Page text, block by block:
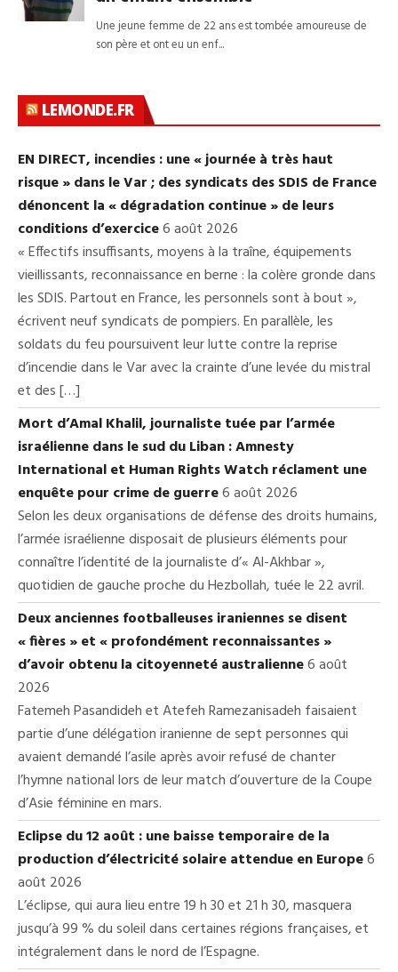
LEMONDE.FR
EN DIRECT, incendies : une « journée à très haut
risque » dans le Var ; des syndicats des SDIS de France
dénoncent la « dégradation continue » de leurs
conditions d’exercice6 août 2026
« Effectifs insuffisants, moyens à la traîne, équipements
vieillissants, reconnaissance en berne : la colère gronde dans
les SDIS. Partout en France, les personnels sont à bout »,
écrivent neuf syndicats de pompiers. En parallèle, les
soldats du feu poursuivent leur lutte contre la reprise
d’incendie dans le Var avec la crainte d’une levée du mistral
et des […]
Mort d’Amal Khalil, journaliste tuée par l’armée
israélienne dans le sud du Liban : Amnesty
International et Human Rights Watch réclament une
enquête pour crime de guerre6 août 2026
Selon les deux organisations de défense des droits humains,
l’armée israélienne disposait de plusieurs éléments pour
connaître l’identité de la journaliste d’« Al-Akhbar »,
quotidien de gauche proche du Hezbollah, tuée le 22 avril.
Deux anciennes footballeuses iraniennes se disent
« fières » et « profondément reconnaissantes »
d’avoir obtenu la citoyenneté australienne6 août
2026
Fatemeh Pasandideh et Atefeh Ramezanisadeh faisaient
partie d’une délégation iranienne de sept personnes qui
avaient demandé l’asile après avoir refusé de chanter
l’hymne national lors de leur match d’ouverture de la Coupe
d’Asie féminine en mars.
Eclipse du 12 août : une baisse temporaire de la
production d’électricité solaire attendue en Europe6
août 2026
L’éclipse, qui aura lieu entre 19 h 30 et 21 h 30, masquera
jusqu’à 99 % du soleil dans certaines régions françaises, et
intégralement dans le nord de l’Espagne.